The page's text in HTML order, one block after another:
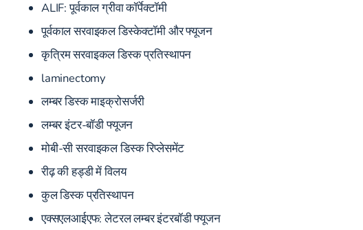
ALIF: पूर्वकाल ग्रीवा कॉर्पेक्टॉमी
पूर्वकाल सरवाइकल डिस्केक्टॉमी और फ्यूजन
कृत्रिम सरवाइकल डिस्क प्रतिस्थापन
laminectomy
लम्बर डिस्क माइक्रोसर्जरी
लम्बर इंटर-बॉडी फ्यूजन
मोबी-सी सरवाइकल डिस्क रिप्लेसमेंट
रीढ़ की हड्डी में विलय
कुल डिस्क प्रतिस्थापन
एक्सएलआईएफ:लेटरल लम्बर इंटरबॉडी फ्यूजन